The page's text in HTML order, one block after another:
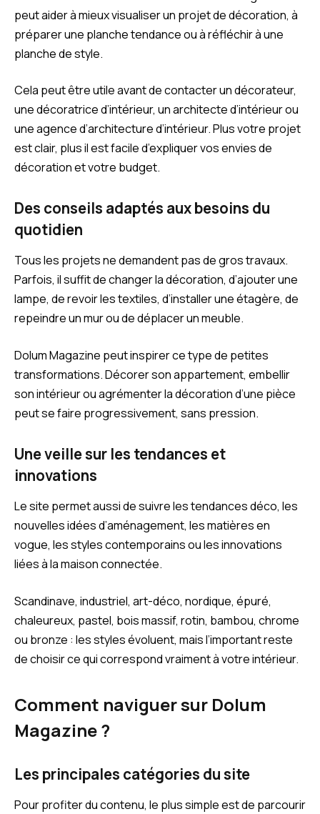
peut aider à mieux visualiser un projet de décoration, à
préparer une planche tendance ou à réfléchir à une
planche de style.
Cela peut être utile avant de contacter un décorateur,
une décoratrice d’intérieur, un architecte d’intérieur ou
une agence d’architecture d’intérieur. Plus votre projet
est clair, plus il est facile d’expliquer vos envies de
décoration et votre budget.
Des conseils adaptés aux besoins du
quotidien
Tous les projets ne demandent pas de gros travaux.
Parfois, il suffit de changer la décoration, d’ajouter une
lampe, de revoir les textiles, d’installer une étagère, de
repeindre un mur ou de déplacer un meuble.
Dolum Magazine peut inspirer ce type de petites
transformations. Décorer son appartement, embellir
son intérieur ou agrémenter la décoration d’une pièce
peut se faire progressivement, sans pression.
Une veille sur les tendances et
innovations
Le site permet aussi de suivre les tendances déco, les
nouvelles idées d’aménagement, les matières en
vogue, les styles contemporains ou les innovations
liées à la maison connectée.
Scandinave, industriel, art-déco, nordique, épuré,
chaleureux, pastel, bois massif, rotin, bambou, chrome
ou bronze : les styles évoluent, mais l’important reste
de choisir ce qui correspond vraiment à votre intérieur.
Comment naviguer sur Dolum
Magazine ?
Les principales catégories du site
Pour profiter du contenu, le plus simple est de parcourir